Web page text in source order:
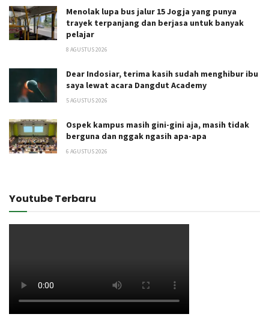
Menolak lupa bus jalur 15 Jogja yang punya
trayek terpanjang dan berjasa untuk banyak
pelajar
8 AGUSTUS 2026
Dear Indosiar, terima kasih sudah menghibur ibu
saya lewat acara Dangdut Academy
5 AGUSTUS 2026
Ospek kampus masih gini-gini aja, masih tidak
berguna dan nggak ngasih apa-apa
6 AGUSTUS 2026
Youtube Terbaru